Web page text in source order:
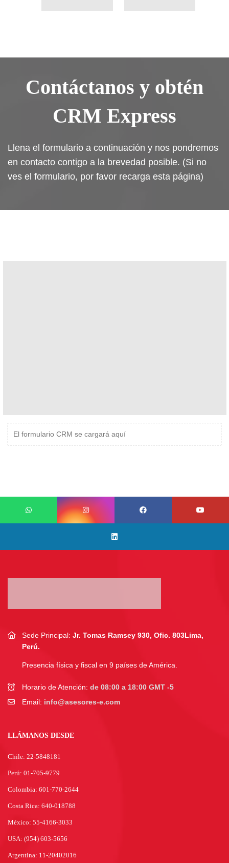
Contáctanos y obtén
CRM Express
Llena el formulario a continuación y nos pondremos
en contacto contigo a la brevedad posible. (Si no
ves el formulario, por favor recarga esta página)
El formulario CRM se cargará aquí
Sede Principal: Jr. Tomas Ramsey 930, Ofic. 803Lima,
Perú.
Presencia física y fiscal en 9 países de América.
Horario de Atención: de 08:00 a 18:00 GMT -5
Email: info@asesores-e.com
LLÁMANOS DESDE
Chile: 22-5848181
Perú: 01-705-9779
Colombia: 601-770-2644
Costa Rica: 640-018788
México: 55-4166-3033
USA: (954) 603-5656
Argentina: 11-20402016